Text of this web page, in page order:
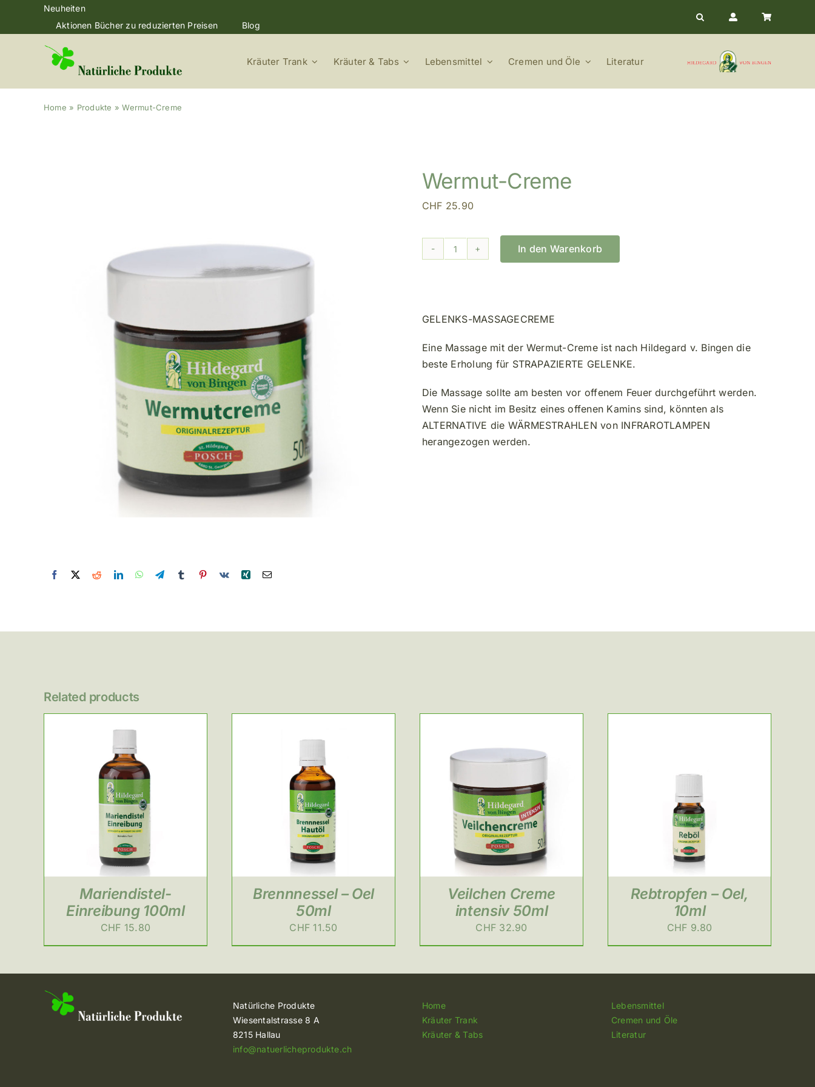
Neuheiten
Aktionen Bücher zu reduzierten Preisen
Blog
Kräuter Trank Kräuter & Tabs Lebensmittel Cremen und Öle Literatur
Home » Produkte »Wermut-Creme
Wermut-Creme
CHF 25.90
Wermut-
In den Warenkorb
GELENKS-MASSAGECREME
Eine Massage mit der Wermut-Creme ist nach Hildegard v. Bingen die
beste Erholung für STRAPAZIERTE GELENKE.
Die Massage sollte am besten vor offenem Feuer durchgeführt werden.
Wenn Sie nicht im Besitz eines offenen Kamins sind, könnten als
ALTERNATIVE die WÄRMESTRAHLEN von INFRAROTLAMPEN
herangezogen werden.
Related products
Mariendistel-
Einreibung 100ml
CHF 15.80
Brennnessel – Oel
50ml
CHF 11.50
Veilchen Creme
intensiv 50ml
CHF 32.90
Rebtropfen – Oel,
10ml
CHF 9.80
Natürliche Produkte
Wiesentalstrasse 8 A
8215 Hallau
info@natuerlicheprodukte.ch
Home
Kräuter Trank
Kräuter & Tabs
Lebensmittel
Cremen und Öle
Literatur